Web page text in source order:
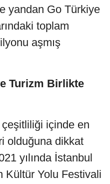
yandan Go Türkiye
toplam
aşmış
Turizm Birlikte
içinde en
olduğuna dikkat
yılında İstanbul
Kültür Yolu Festivali